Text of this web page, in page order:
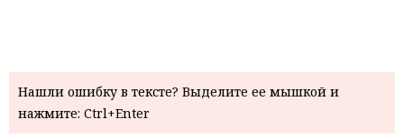
Нашли ошибку в тексте? Выделите ее мышкой и
нажмите: Ctrl+Enter